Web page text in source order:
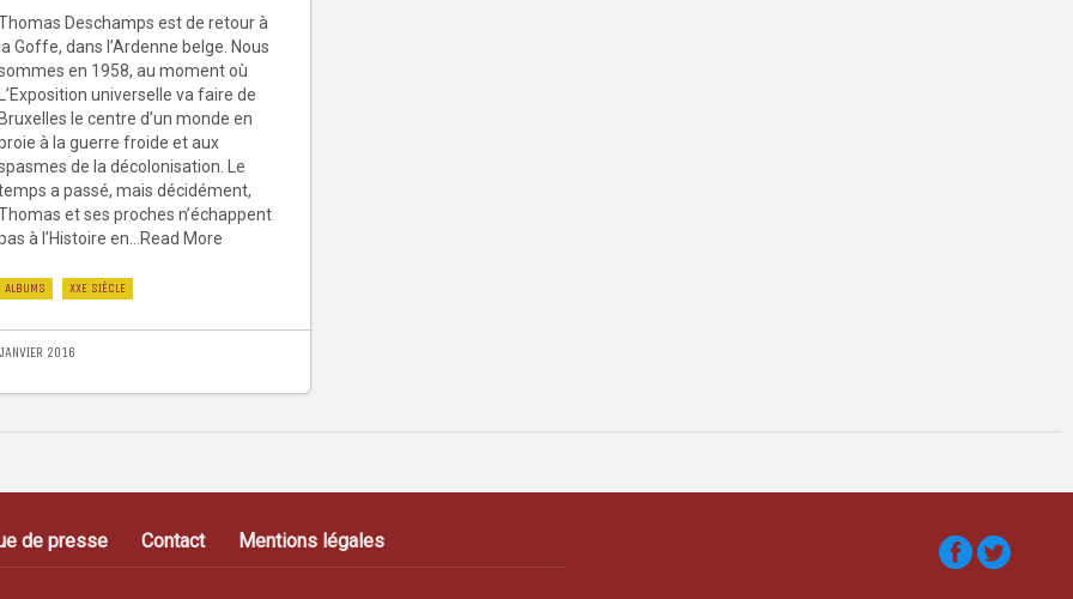
Deschamps est de retour à
Goffe, dans l’Ardenne belge. Nous
en 1958, au moment où
universelle va faire de
le centre d’un monde en
à la guerre froide et aux
de la décolonisation. Le
a passé, mais décidément,
et ses proches n’échappent
à l’Histoire en...Read More
ALBUMS XXE SIÈCLE
2016
de presse Contact Mentions légales